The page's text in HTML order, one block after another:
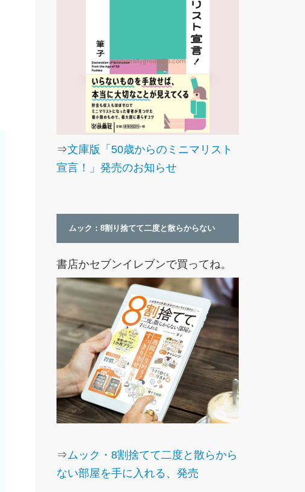
⇒文庫版「50歳からのミニマリスト
宣言！」発売のお知らせ
ムック：8割り捨てて二度と散らからない
書店かセブンイレブンで買ってね。
⇒ムック・8割捨てて二度と散らから
ない部屋を手に入れる、発売